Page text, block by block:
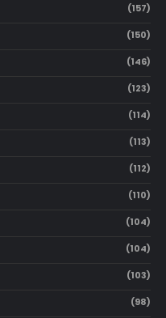
(157)
(150)
(146)
(123)
(114)
(113)
(112)
(110)
(104)
(104)
(103)
(98)